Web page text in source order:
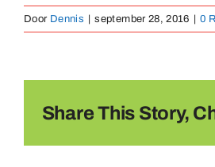
Door Dennis september 28, 2016 0
Share This Story,